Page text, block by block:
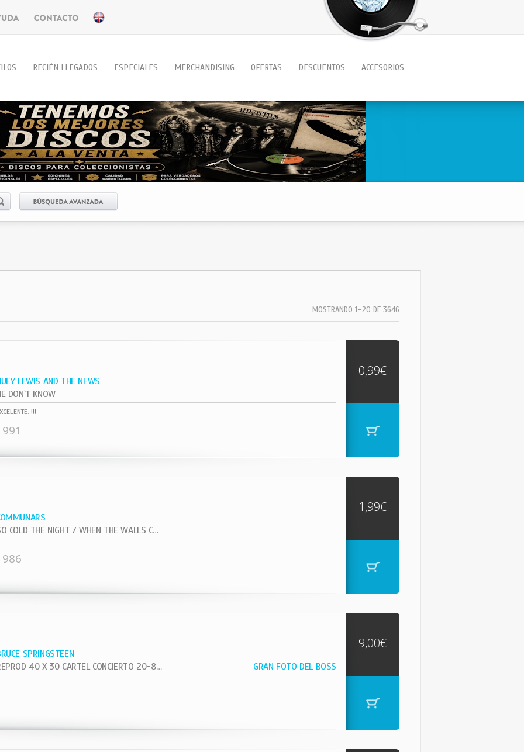
RECIÉN LLEGADOS ESPECIALES MERCHANDISING OFERTAS DESCUENTOS ACCESORIOS
MOSTRANDO 1-20 DE 3646
LEWIS AND THE NEWS
DON`T KNOW
0,99€
SO COLD THE NIGHT / WHEN THE WALLS COME...
1,99€
SPRINGSTEEN
REPROD 40 X 30 CARTEL CONCIERTO 20-8-81 VETERAN VIETNAN
GRAN FOTO DEL BOSS
9,00€